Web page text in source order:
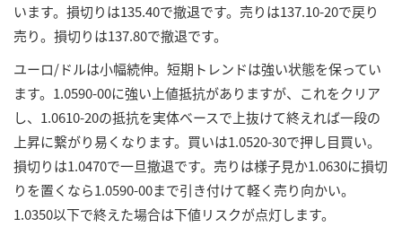
います。損切りは135.40で撤退です。売りは137.10-20で戻り
売り。損切りは137.80で撤退です。
ユーロ/ドルは小幅続伸。短期トレンドは強い状態を保ってい
ます。1.0590-00に強い上値抵抗がありますが、これをクリア
し、1.0610-20の抵抗を実体ベースで上抜けて終えれば一段の
上昇に繋がり易くなります。買いは1.0520-30で押し目買い。
損切りは1.0470で一旦撤退です。売りは様子見か1.0630に損切
りを置くなら1.0590-00まで引き付けて軽く売り向かい。
1.0350以下で終えた場合は下値リスクが点灯します。